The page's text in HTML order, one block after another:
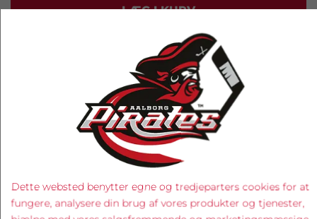
LÆG I KURV
RELATEREDE PRODUKTER
Dette websted benytter egne og tredjeparters cookies for at
fungere, analysere din brug af vores produkter og tjenester,